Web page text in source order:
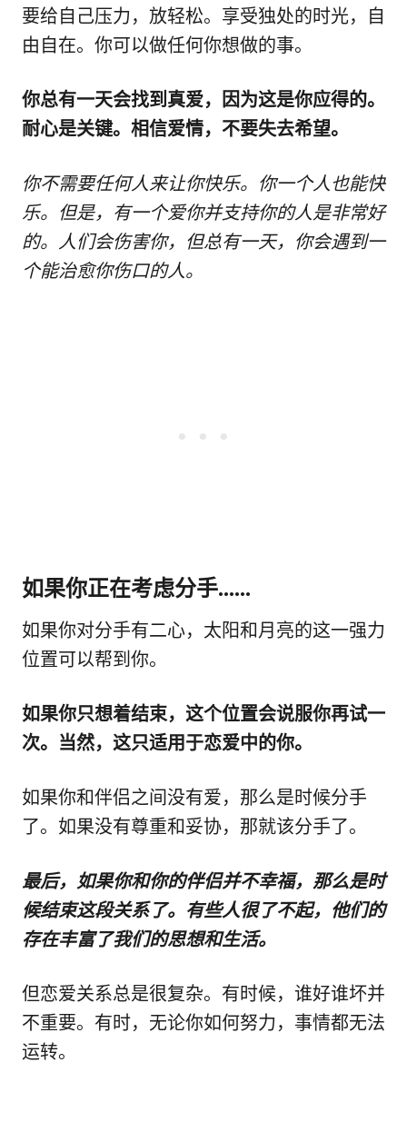
要给自己压力，放轻松。享受独处的时光，自
由自在。你可以做任何你想做的事。
你总有一天会找到真爱，因为这是你应得的。
耐心是关键。相信爱情，不要失去希望。
你不需要任何人来让你快乐。你一个人也能快
乐。但是，有一个爱你并支持你的人是非常好
的。人们会伤害你，但总有一天，你会遇到一
个能治愈你伤口的人。
如果你正在考虑分手......
如果你对分手有二心，太阳和月亮的这一强力
位置可以帮到你。
如果你只想着结束，这个位置会说服你再试一
次。当然，这只适用于恋爱中的你。
如果你和伴侣之间没有爱，那么是时候分手
了。如果没有尊重和妥协，那就该分手了。
最后，如果你和你的伴侣并不幸福，那么是时
候结束这段关系了。有些人很了不起，他们的
存在丰富了我们的思想和生活。
但恋爱关系总是很复杂。有时候，谁好谁坏并
不重要。有时，无论你如何努力，事情都无法
运转。